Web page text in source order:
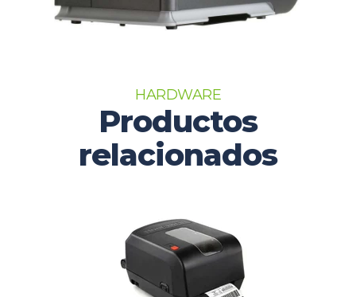
HARDWARE
Productos
relacionados